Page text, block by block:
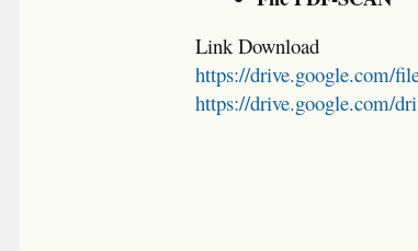
Link Download
https://drive.google.com/
https://drive.google.com/